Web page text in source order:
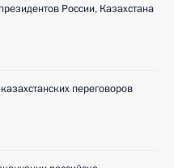
России, Казахстана
переговоров